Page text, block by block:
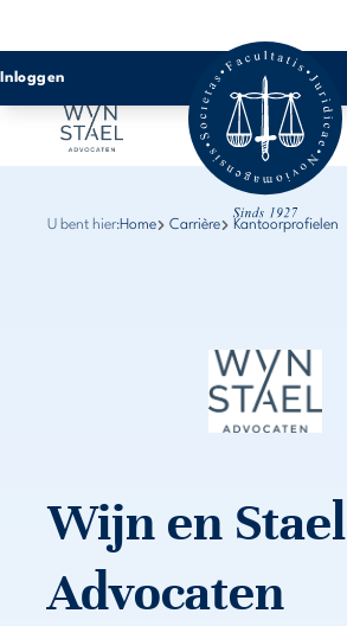
Inloggen
U bent hier:Home Carrière Kantoorprofielen
Wijn en Stael
Advocaten